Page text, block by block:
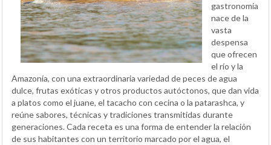
gastronomía
nace de la
vasta
despensa
que ofrecen
el río y la
Amazonía, con una extraordinaria variedad de peces de agua
dulce, frutas exóticas y otros productos autóctonos, que dan vida
a platos como el juane, el tacacho con cecina o la patarashca, y
reúne sabores, técnicas y tradiciones transmitidas durante
generaciones. Cada receta es una forma de entender la relación
de sus habitantes con un territorio marcado por el agua, el